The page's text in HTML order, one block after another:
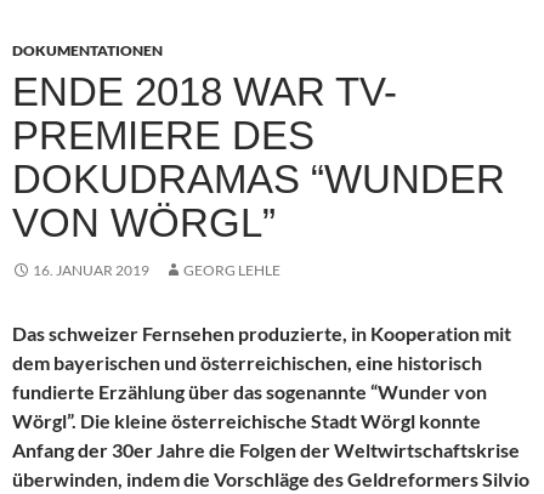
DOKUMENTATIONEN
ENDE 2018 WAR TV-
PREMIERE DES
DOKUDRAMAS “WUNDER
VON WÖRGL”
16. JANUAR 2019 GEORG LEHLE
Das schweizer Fernsehen produzierte, in Kooperation mit
dem bayerischen und österreichischen, eine historisch
fundierte Erzählung über das sogenannte “Wunder von
Wörgl”. Die kleine österreichische Stadt Wörgl konnte
Anfang der 30er Jahre die Folgen der Weltwirtschaftskrise
überwinden, indem die Vorschläge des Geldreformers Silvio